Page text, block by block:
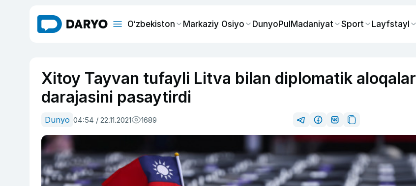
O‘zbekiston Markaziy Osiyo DunyoPulMadaniyat Sport Layfstayl
Xitoy Tayvan tufayli Litva bilan diplomatik aloqalar
darajasini pasaytirdi
Dunyo 04:54 / 22.11.2021 1689